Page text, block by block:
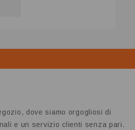
dove siamo orgogliosi di
e un servizio clienti senza pari.